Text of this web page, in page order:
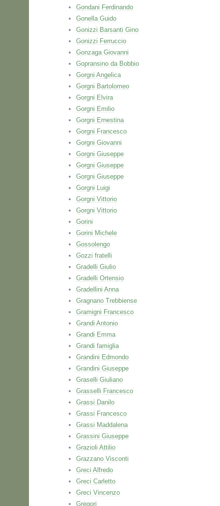
Gondani Ferdinando
Gonella Guido
Gonizzi Barsanti Gino
Gonizzi Ferruccio
Gonzaga Giovanni
Gopransino da Bobbio
Gorgni Angelica
Gorgni Bartolomeo
Gorgni Elvira
Gorgni Emilio
Gorgni Ernestina
Gorgni Francesco
Gorgni Giovanni
Gorgni Giuseppe
Gorgni Giuseppe
Gorgni Giuseppe
Gorgni Luigi
Gorgni Vittorio
Gorgni Vittorio
Gorini
Gorini Michele
Gossolengo
Gozzi fratelli
Gradelli Giulio
Gradelli Ortensio
Gradellini Anna
Gragnano Trebbiense
Gramigni Francesco
Grandi Antonio
Grandi Emma
Grandi famiglia
Grandini Edmondo
Grandini Giuseppe
Graselli Giuliano
Grasselli Francesco
Grassi Danilo
Grassi Francesco
Grassi Maddalena
Grassini Giuseppe
Grazioli Attilio
Grazzano Visconti
Greci Alfredo
Greci Carletto
Greci Vincenzo
Gregori